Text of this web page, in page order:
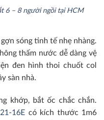
6 – 8 người ngồi tại HCM
sóng tinh tế nhẹ nhàng.
thấm nước dễ dàng vệ
đen hình thoi chuốt col
sàn nhà.
khớp, bắt ốc chắc chắn.
16E có kích thước 1m6